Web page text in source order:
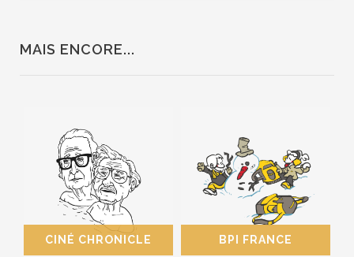
MAIS ENCORE...
CINÉ CHRONICLE BPI FRANCE